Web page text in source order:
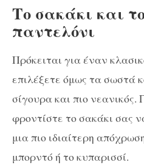
Το σακάκι και
παντελόνι
Πρόκειται για έναν
επιλέξετε όμως τα σωστά
σίγουρα και πιο νεανικός.
φροντίστε το σακάκι σας
μια πιο ιδιαίτερη
μπορντό ή το κυπαρισσί.